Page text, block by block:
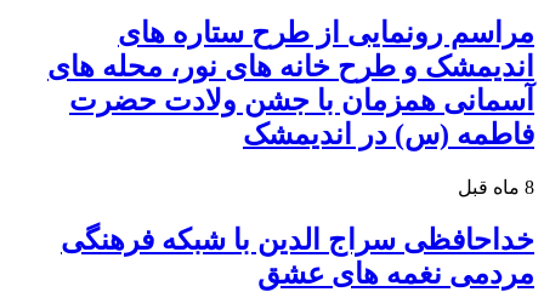
مراسم رونمایی از طرح ستاره های
اندیمشک و طرح خانه های نور، محله های
آسمانی همزمان با جشن ولادت حضرت
فاطمه (س) در اندیمشک
8 ماه قبل
خداحافظی سراج الدین با شبکه فرهنگی
مردمی نغمه های عشق